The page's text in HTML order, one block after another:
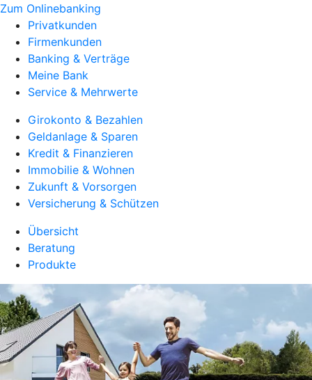
Zum Onlinebanking
Privatkunden
Firmenkunden
Banking & Verträge
Meine Bank
Service & Mehrwerte
Girokonto & Bezahlen
Geldanlage & Sparen
Kredit & Finanzieren
Immobilie & Wohnen
Zukunft & Vorsorgen
Versicherung & Schützen
Übersicht
Beratung
Produkte